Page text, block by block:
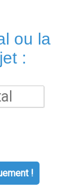
ou la
:
!